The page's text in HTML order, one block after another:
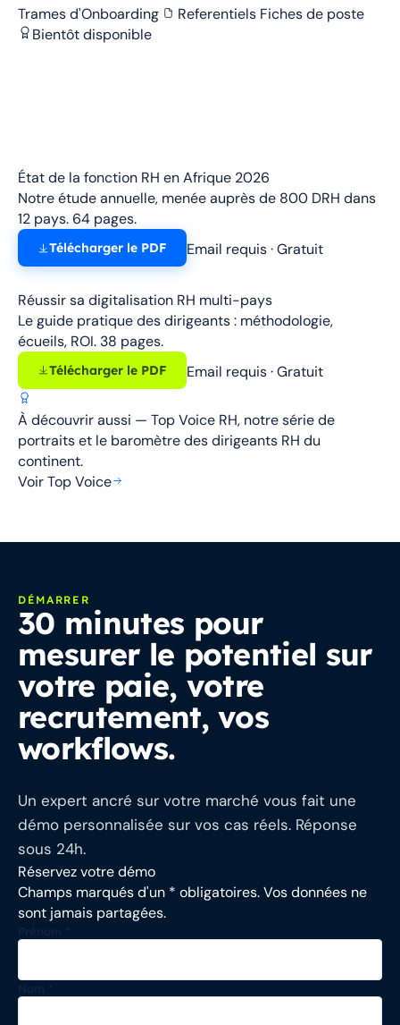
Trames d'Onboarding
Referentiels Fiches de poste
Bientôt disponible
État de la fonction RH en Afrique 2026
Notre étude annuelle, menée auprès de 800 DRH dans
12 pays. 64 pages.
Télécharger le PDF Email requis · Gratuit
Réussir sa digitalisation RH multi-pays
Le guide pratique des dirigeants : méthodologie,
écueils, ROI. 38 pages.
Télécharger le PDF Email requis · Gratuit
À découvrir aussi — Top Voice RH, notre série de
portraits et le baromètre des dirigeants RH du
continent.
Voir Top Voice
DÉMARRER
30 minutes pour
mesurer le potentiel sur
votre paie, votre
recrutement, vos
workflows.
Un expert ancré sur votre marché vous fait une
démo personnalisée sur vos cas réels. Réponse
sous 24h.
Réservez votre démo
Champs marqués d'un * obligatoires. Vos données ne
sont jamais partagées.